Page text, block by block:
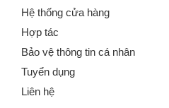
Hệ thống cửa hàng
Hợp tác
Bảo vệ thông tin cá nhân
Tuyển dụng
Liên hệ